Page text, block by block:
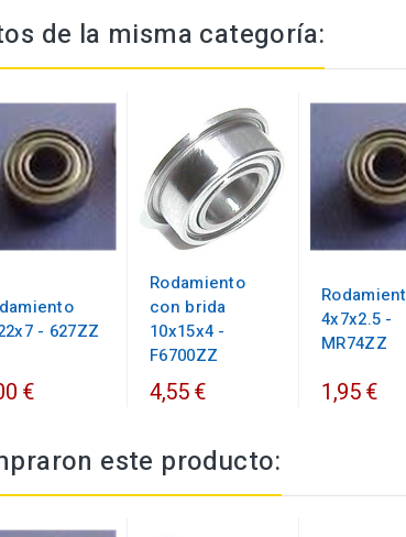
de la misma categoría:
- 627ZZ
€
Rodamiento
con brida
10x15x4 -
F6700ZZ
4,55 €
4x7x2.5 -
MR74ZZ
1,95 €
este producto: